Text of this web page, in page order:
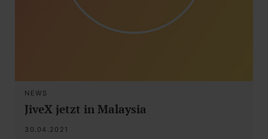
NEWS
JiveX jetzt in Malaysia
30.04.2021